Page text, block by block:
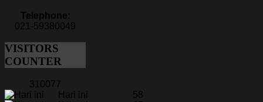
Telephone:
021-59380049
VISITORS
COUNTER
310077
Hari ini
58